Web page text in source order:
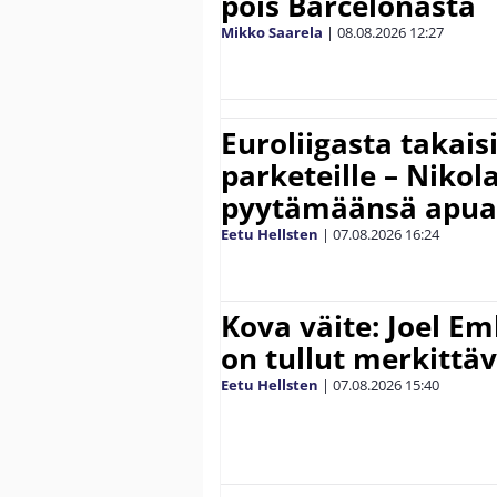
Mikko Saarela | 08.08.2026 12:27
Euroliigasta
parketeille –
pyytämäänsä apua
Eetu Hellsten | 07.08.2026 16:24
Kova väite: Joel
on tullut
Eetu Hellsten | 07.08.2026 15:40